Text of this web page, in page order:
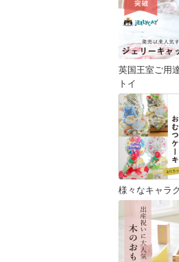
英国王室ご用
トイ
様々なキャラ